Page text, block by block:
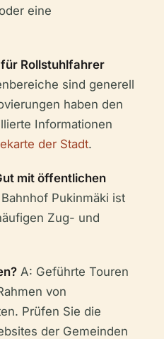
eine
Rollstuhlfahrer
sind generell
haben den
Informationen
der Stadt.
mit öffentlichen
Pukinmäki ist
Zug- und
A: Geführte Touren
von
Prüfen Sie die
der Gemeinden